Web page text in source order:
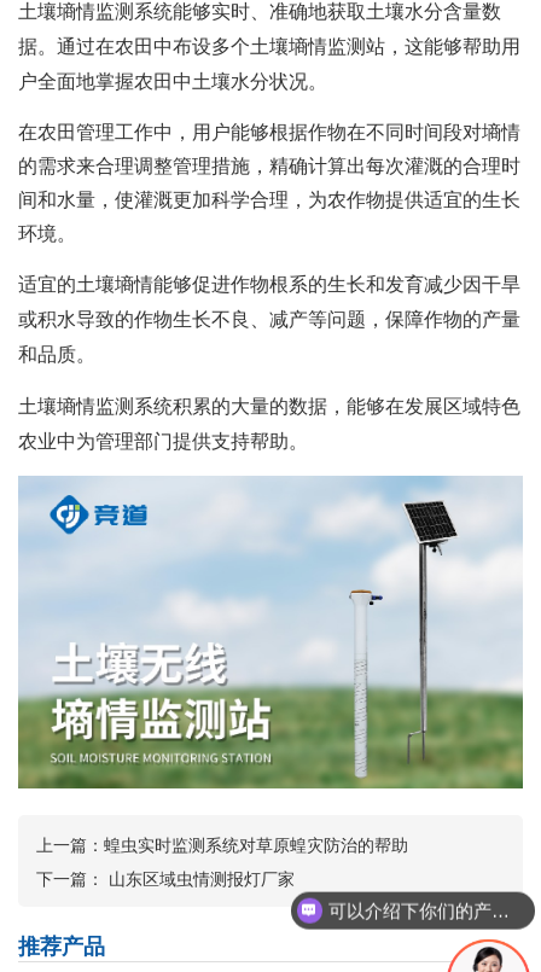
土壤墒情监测系统能够实时、准确地获取土壤水分含量数
据。通过在农田中布设多个土壤墒情监测站，这能够帮助用
户全面地掌握农田中土壤水分状况。
在农田管理工作中，用户能够根据作物在不同时间段对墒情
的需求来合理调整管理措施，精确计算出每次灌溉的合理时
间和水量，使灌溉更加科学合理，为农作物提供适宜的生长
环境。
适宜的土壤墒情能够促进作物根系的生长和发育减少因干旱
或积水导致的作物生长不良、减产等问题，保障作物的产量
和品质。
土壤墒情监测系统积累的大量的数据，能够在发展区域特色
农业中为管理部门提供支持帮助。
上一篇： 蝗虫实时监测系统对草原蝗灾防治的帮助
下一篇： 山东区域虫情测报灯厂家
推荐产品
可以介绍下你们的产品么？